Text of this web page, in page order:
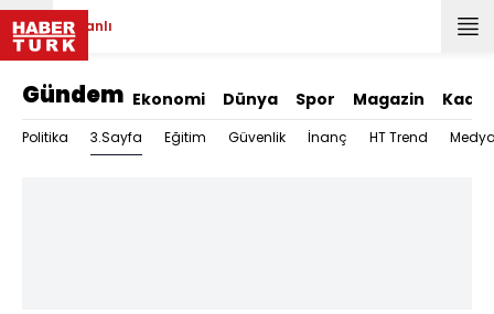
Canlı
Gündem Ekonomi Dünya Spor Magazin Kadın
Politika 3.Sayfa Eğitim Güvenlik İnanç HT Trend